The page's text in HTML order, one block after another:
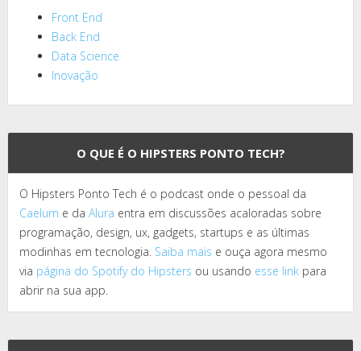
Front End
Back End
Data Science
Inovação
O QUE É O HIPSTERS PONTO TECH?
O Hipsters Ponto Tech é o podcast onde o pessoal da
Caelum e da Alura entra em discussões acaloradas sobre
programação, design, ux, gadgets, startups e as últimas
modinhas em tecnologia. Saiba mais e ouça agora mesmo
via página do Spotify do Hipsters ou usando esse link para
abrir na sua app.